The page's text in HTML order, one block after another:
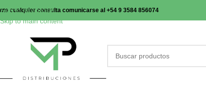
Skip to navigation
Skip to main content
cualquier consulta comunicarse al +54 9 3584 856074